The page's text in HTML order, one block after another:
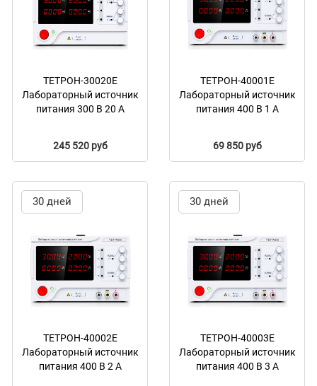
ТЕТРОН-30020Е
Лабораторный источник
питания 300 В 20 А
245 520 руб
ТЕТРОН-40001Е
Лабораторный источник
питания 400 В 1 А
69 850 руб
30 дней
ТЕТРОН-40002Е
Лабораторный источник
питания 400 В 2 А
30 дней
ТЕТРОН-40003Е
Лабораторный источник
питания 400 В 3 А